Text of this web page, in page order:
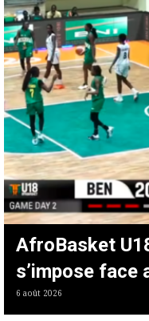
AfroBasket
s’impose face
6 août 2026